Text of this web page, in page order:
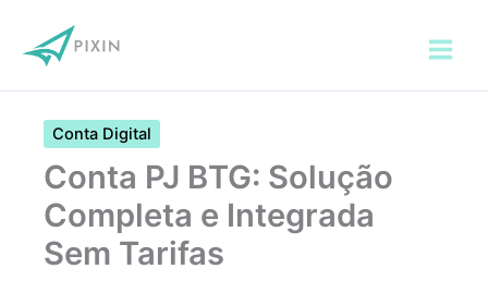
para
Conta Digital
Conta PJ BTG: Solução
Completa e Integrada
Sem Tarifas